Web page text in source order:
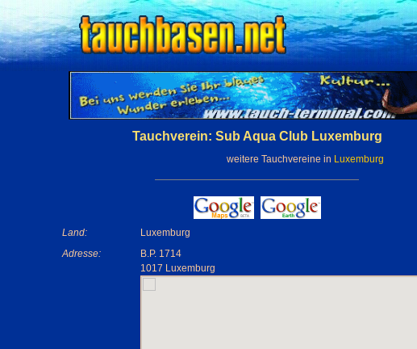
Tauchverein: Sub Aqua Club Luxemburg
weitere Tauchvereine in Luxemburg
Land:
Luxemburg
Adresse:
B.P. 1714
1017 Luxemburg